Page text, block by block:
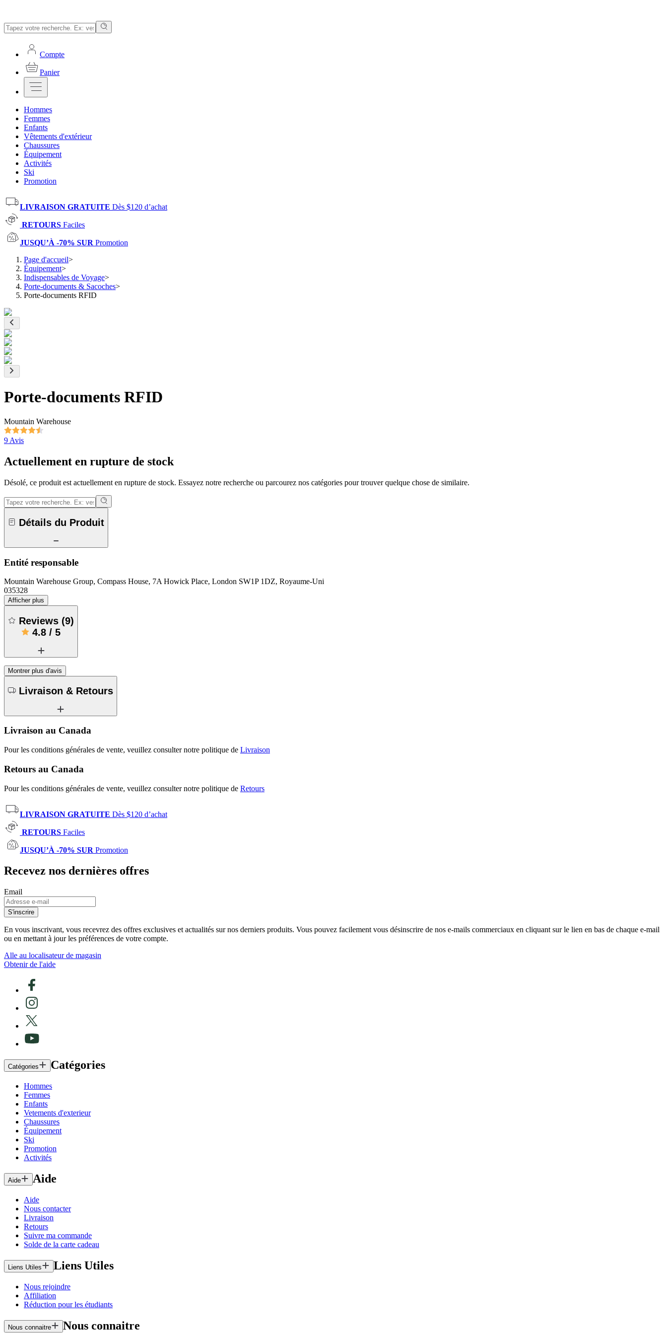
Compte
Panier
Hommes
Femmes
Enfants
Vêtements d'extérieur
Chaussures
Équipement
Activités
Ski
Promotion
LIVRAISON GRATUITE Dès $120 d’achat
RETOURS Faciles
JUSQU’À -70% SUR Promotion
Page d'accueil>
Équipement>
Indispensables de Voyage>
Porte-documents & Sacoches>
Porte-documents RFID
Porte-documents RFID
Mountain Warehouse
9 Avis
Actuellement en rupture de stock
Désolé, ce produit est actuellement en rupture de stock. Essayez notre recherche ou parcourez nos catégories pour trouver quelque chose de similaire.
Détails du Produit
Entité responsable
Mountain Warehouse Group, Compass House, 7A Howick Place, London SW1P 1DZ, Royaume-Uni
035328
Afficher plus
Reviews (9)
4.8 / 5
Montrer plus d'avis
Livraison & Retours
Livraison au Canada
Pour les conditions générales de vente, veuillez consulter notre politique de Livraison
Retours au Canada
Pour les conditions générales de vente, veuillez consulter notre politique de Retours
LIVRAISON GRATUITE Dès $120 d’achat
RETOURS Faciles
JUSQU’À -70% SUR Promotion
Recevez nos dernières offres
Email
S'inscrire
En vous inscrivant, vous recevrez des offres exclusives et actualités sur nos derniers produits. Vous pouvez facilement vous désinscrire de nos e-mails commerciaux en cliquant sur le lien en bas de chaque e-mail
ou en mettant à jour les préférences de votre compte.
Alle au localisateur de magasin
Obtenir de l'aide
Catégories Catégories
Hommes
Femmes
Enfants
Vetements d'exterieur
Chaussures
Équipement
Ski
Promotion
Activités
Aide Aide
Aide
Nous contacter
Livraison
Retours
Suivre ma commande
Solde de la carte cadeau
Liens Utiles Liens Utiles
Nous rejoindre
Affiliation
Réduction pour les étudiants
Nous connaitre Nous connaitre